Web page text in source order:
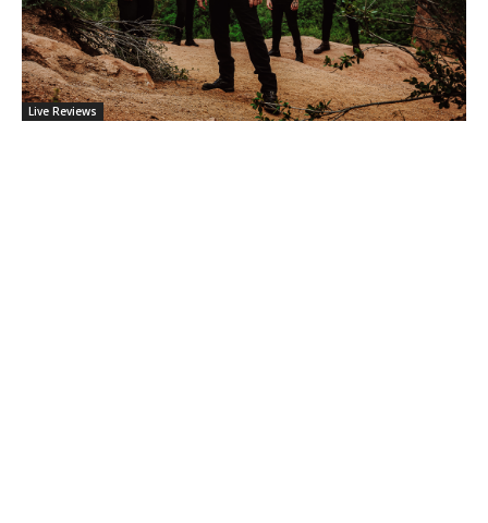
Live Reviews